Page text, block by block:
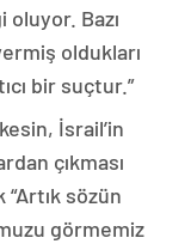
Bazı
oldukları
bir suçtur.”
İsrail’in
çıkması
sözün
görmemiz